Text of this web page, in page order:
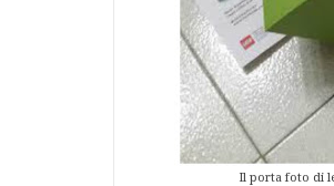
Il porta foto di